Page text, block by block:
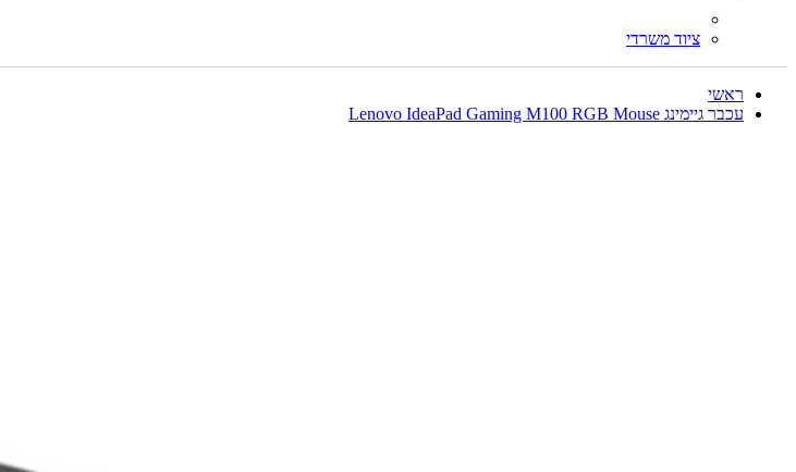
ציוד משרדי
ראשי
עכבר גיימינג Lenovo IdeaPad Gaming M100 RGB Mouse